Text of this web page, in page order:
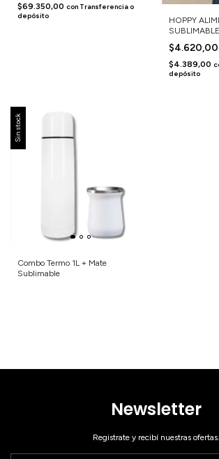
$69.350,00 con Transferencia o
depósito
HOPPY
$4.620,00
$4.389,00
depósito
Sin stock
Combo Termo 1L + Mate
Sublimable
Newsletter
Registrate y recibí nuestras ofertas.